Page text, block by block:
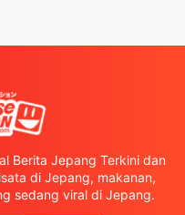
Berita Jepang Terkini dan
di Jepang, makanan,
sedang viral di Jepang.